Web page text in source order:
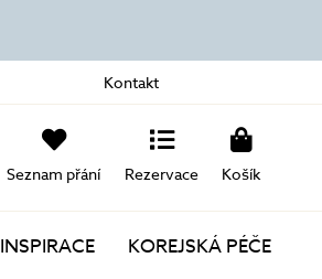
Kontakt
Seznam přání Rezervace Košík
INSPIRACE KOREJSKÁ PÉČE